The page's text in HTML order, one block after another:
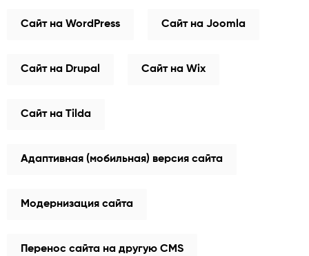
Сайт на WordPress Сайт на Joomla
Сайт на Drupal Сайт на Wix
Сайт на Tilda
Адаптивная (мобильная) версия сайта
Модернизация сайта
Перенос сайта на другую CMS